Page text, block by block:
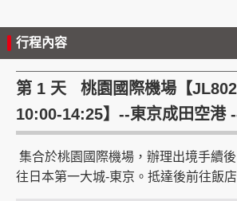
行程內容
第 1 天 桃園國際機場【
10:00-14:25】--東京成田空港
集合於桃園國際機場，辦理出境手續
往日本第一大城-東京。抵達後前往飯店